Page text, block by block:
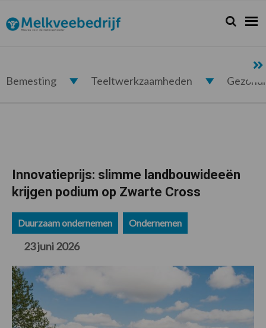
de
hoofdnavigatie
de
hoofd
de
eerste
de
voettekst
Melkveebedrijf.nl Zoeken...
Zoek
Bemesting Teeltwerkzaamheden
Innovatieprijs: slimme landbouwideeën
krijgen podium op Zwarte Cross
Duurzaam ondernemen Ondernemen
23 juni 2026